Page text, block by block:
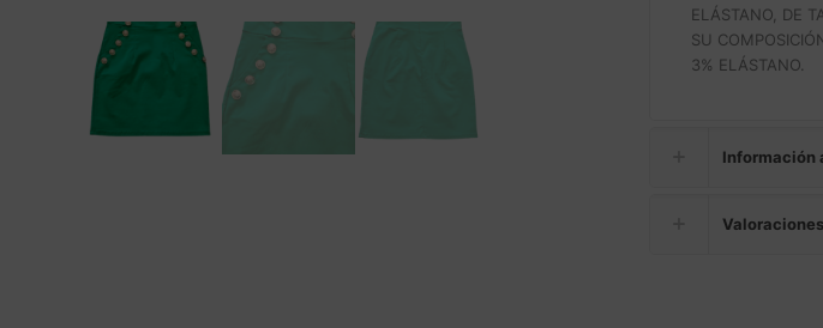
ELÁSTANO, DE
SU
3% ELÁSTANO.
Información
Valoraciones